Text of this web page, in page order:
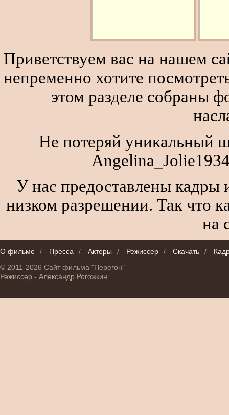
Приветствуем вас на нашем
непременно хотите
этом разделе собраны
Не потеряй уникальный
У нас предоставлены кадры
низком разрешении. Так что
на
О фильме / Пресса / Актеры / Режиссер / Скачать /
© 2011-2026 Сайт фильма "Перегон"
Режиссер - Александр Рогожкин